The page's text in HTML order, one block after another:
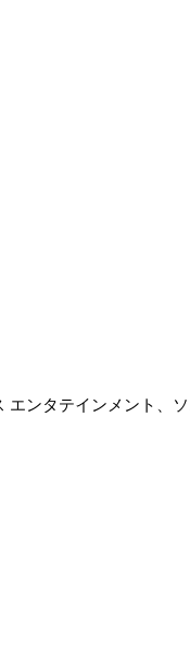
ンタテインメント、